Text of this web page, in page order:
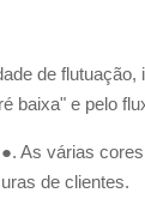
de flutuação,
baixa" e pelo
As várias
de clientes.